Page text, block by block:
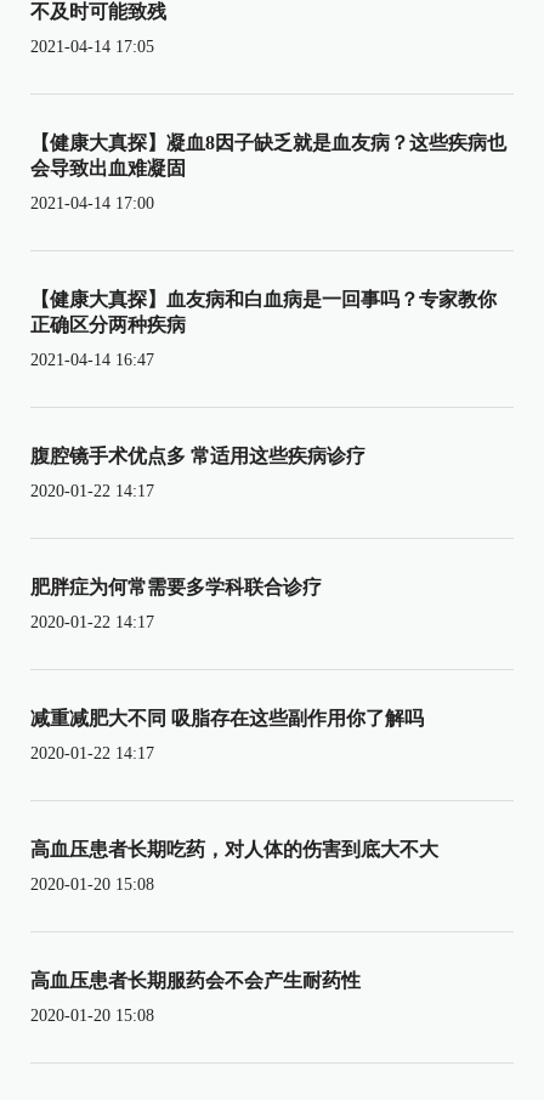
不及时可能致残
2021-04-14 17:05
【健康大真探】凝血8因子缺乏就是血友病？这些疾病也
会导致出血难凝固
2021-04-14 17:00
【健康大真探】血友病和白血病是一回事吗？专家教你
正确区分两种疾病
2021-04-14 16:47
腹腔镜手术优点多 常适用这些疾病诊疗
2020-01-22 14:17
肥胖症为何常需要多学科联合诊疗
2020-01-22 14:17
减重减肥大不同 吸脂存在这些副作用你了解吗
2020-01-22 14:17
高血压患者长期吃药，对人体的伤害到底大不大
2020-01-20 15:08
高血压患者长期服药会不会产生耐药性
2020-01-20 15:08